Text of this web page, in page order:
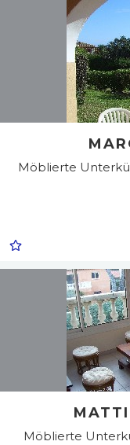
Möblierte
Möblierte